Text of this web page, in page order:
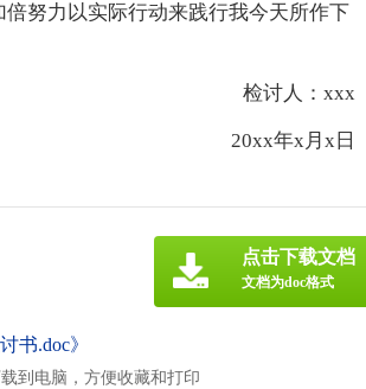
倍努力以实际行动来践行我今天所作下
检讨人：xxx
20xx年x月x日
书.doc》
到电脑，方便收藏和打印
点击下载文档
文档为doc格式